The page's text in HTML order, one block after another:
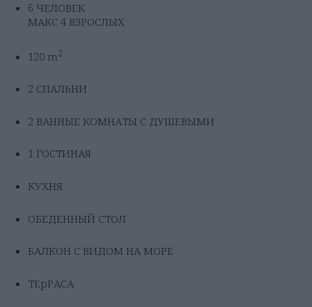
6 ЧЕЛОВЕК
МАКС 4 ВЗРОСЛЫХ
120 m2
2 СПАЛЬНИ
2 ВАННЫЕ КОМНАТЫ С ДУШЕВЫМИ
1 ГОСТИНАЯ
КУХНЯ
ОБЕДЕННЫЙ СТОЛ
БАЛКОН С ВИДОМ НА МОРЕ
ТЕрРАСА